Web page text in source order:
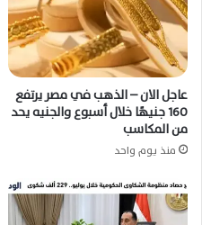
عاجل الان – الذهب في مصر يرتفع
160 جنيهًا خلال أسبوع والجنيه يحد
من المكاسب
منذ يوم واحد